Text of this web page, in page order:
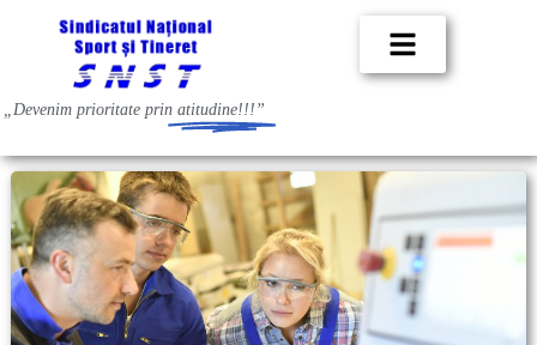
„Devenim prioritate prin atitudine!!!”